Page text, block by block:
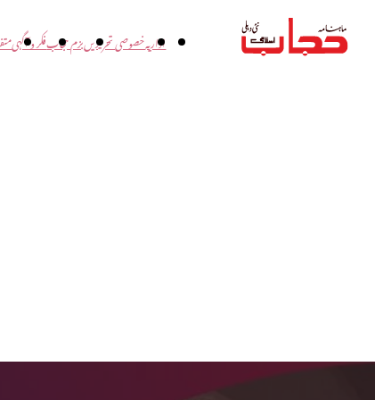
اداریہخصوصی تحریریںبزم حجابفکر و آگہی